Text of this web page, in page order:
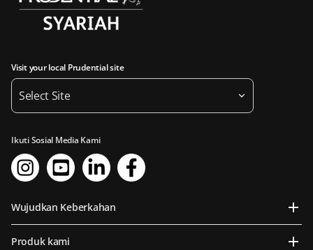
Visit your local Prudential site
Select Site
Ikuti Sosial Media Kami
Wujudkan Keberkahan
Produk kami